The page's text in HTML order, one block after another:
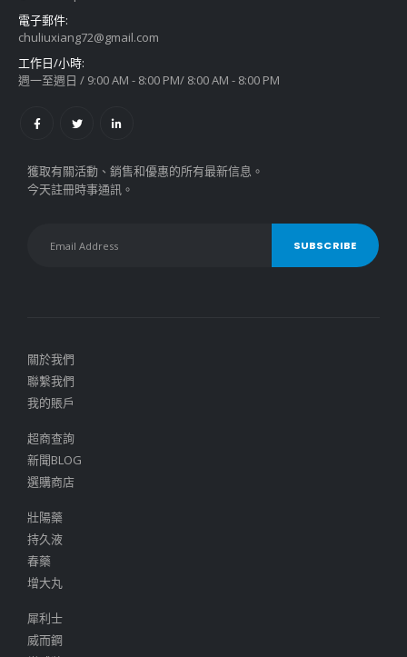
電子郵件:
chuliuxiang72@gmail.com
工作日/小時:
週一至週日 / 9:00 AM - 8:00 PM/ 8:00 AM - 8:00 PM
獲取有關活動、銷售和優惠的所有最新信息。
今天註冊時事通訊。
關於我們
聯繫我們
我的賬戶
超商查詢
新聞BLOG
選購商店
壯陽藥
持久液
春藥
增大丸
犀利士
威而鋼